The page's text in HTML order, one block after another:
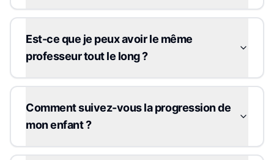
Est-ce que je peux avoir le même
professeur tout le long ?
Comment suivez-vous la progression de
mon enfant ?